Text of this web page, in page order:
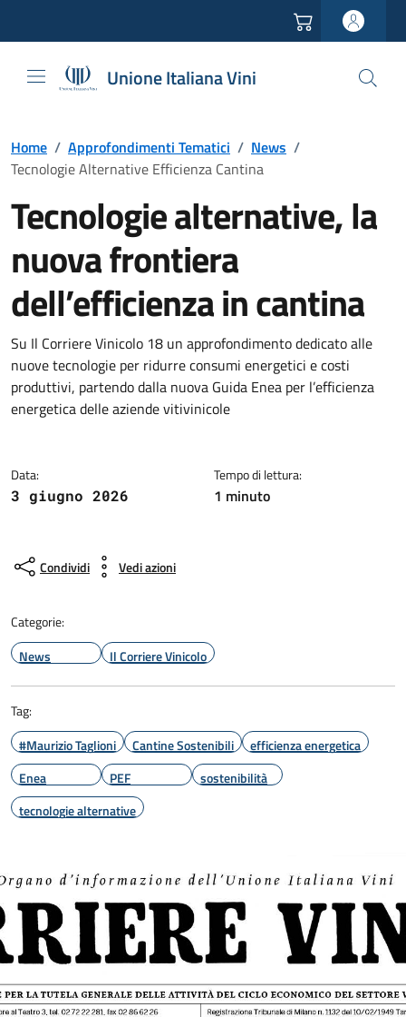
Unione Italiana Vini
Home / Approfondimenti Tematici / News /
Tecnologie Alternative Efficienza Cantina
Tecnologie alternative, la
nuova frontiera
dell’efficienza in cantina
Su Il Corriere Vinicolo 18 un approfondimento dedicato alle
nuove tecnologie per ridurre consumi energetici e costi
produttivi, partendo dalla nuova Guida Enea per l’efficienza
energetica delle aziende vitivinicole
Data:
3 giugno 2026
Tempo di lettura:
1 minuto
Condividi Vedi azioni
Categorie:
News
Il Corriere Vinicolo
Tag:
#Maurizio Taglioni
Cantine Sostenibili
efficienza energetica
Enea
PEF
sostenibilità
tecnologie alternative